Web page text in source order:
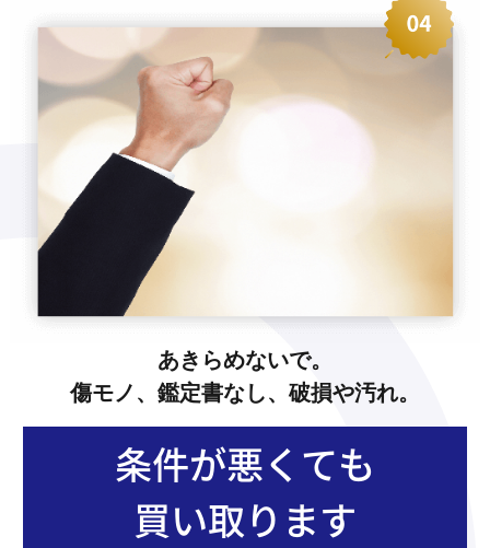
あきらめないで。
傷モノ、鑑定書なし、破損や汚れ。
条件が悪くても
買い取ります